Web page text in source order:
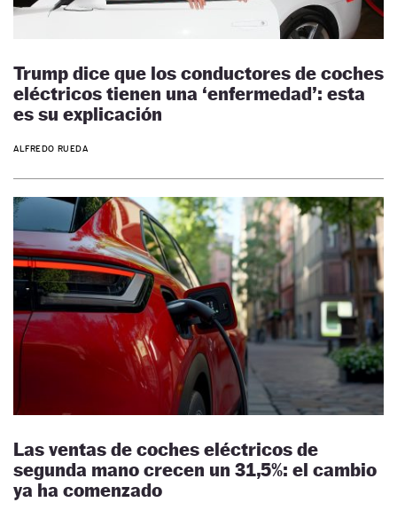
Trump dice que los conductores de coches
eléctricos tienen una ‘enfermedad’: esta
es su explicación
ALFREDO RUEDA
Las ventas de coches eléctricos de
segunda mano crecen un 31,5%: el cambio
ya ha comenzado